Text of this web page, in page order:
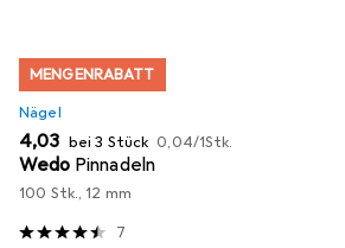
MENGENRABATT
Nägel
EUR
4,03 bei 3 Stück EUR
0,04/1Stk.
Wedo Pinnadeln
100 Stk., 12 mm
7